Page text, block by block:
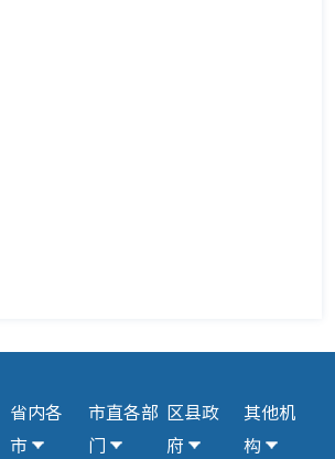
省内各
市
市直各部
门
区县政
府
其他机
构